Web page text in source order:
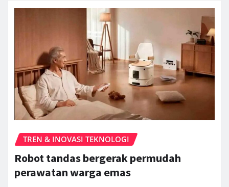
TREN & INOVASI TEKNOLOGI
Robot tandas bergerak permudah
perawatan warga emas